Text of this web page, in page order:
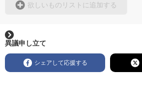
欲しいものリストに追加する
異議申し立て
シェアして応援する